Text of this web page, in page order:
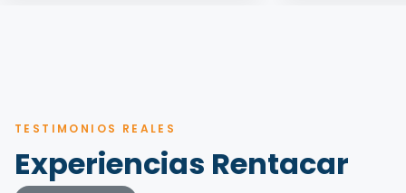
TESTIMONIOS REALES
Experiencias Rentacar